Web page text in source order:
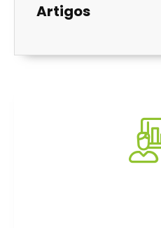
Artigos